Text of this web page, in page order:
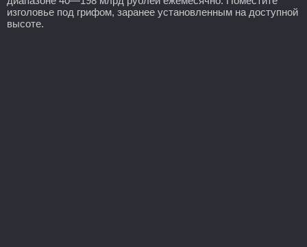
изголовье под грифом, заранее установленным на доступной
высоте.